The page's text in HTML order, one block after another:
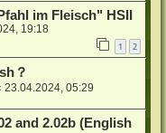
im Fleisch" HSII
19:18
1 2
？
23.04.2024, 05:29
and 2.02b (English